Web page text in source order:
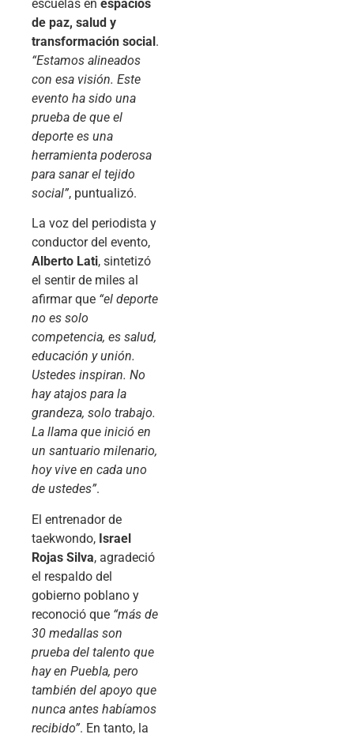
escuelas en espacios
de paz, salud y
transformación social.
“Estamos alineados
con esa visión. Este
evento ha sido una
prueba de que el
deporte es una
herramienta poderosa
para sanar el tejido
social”, puntualizó.
La voz del periodista y
conductor del evento,
Alberto Lati, sintetizó
el sentir de miles al
afirmar que “el deporte
no es solo
competencia, es salud,
educación y unión.
Ustedes inspiran. No
hay atajos para la
grandeza, solo trabajo.
La llama que inició en
un santuario milenario,
hoy vive en cada uno
de ustedes”.
El entrenador de
taekwondo, Israel
Rojas Silva, agradeció
el respaldo del
gobierno poblano y
reconoció que “más de
30 medallas son
prueba del talento que
hay en Puebla, pero
también del apoyo que
nunca antes habíamos
recibido”. En tanto, la